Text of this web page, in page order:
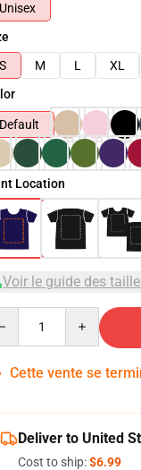
Unisex
S
M L XL
Default
Location
Voir le guide des
Cette vente se
Deliver to United
Cost to ship:$6.99